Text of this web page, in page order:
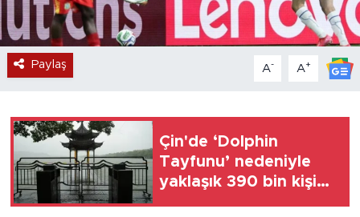
Paylaş A- A+
Çin'de ‘Dolphin
Tayfunu’ nedeniyle
yaklaşık 390 bin kişi